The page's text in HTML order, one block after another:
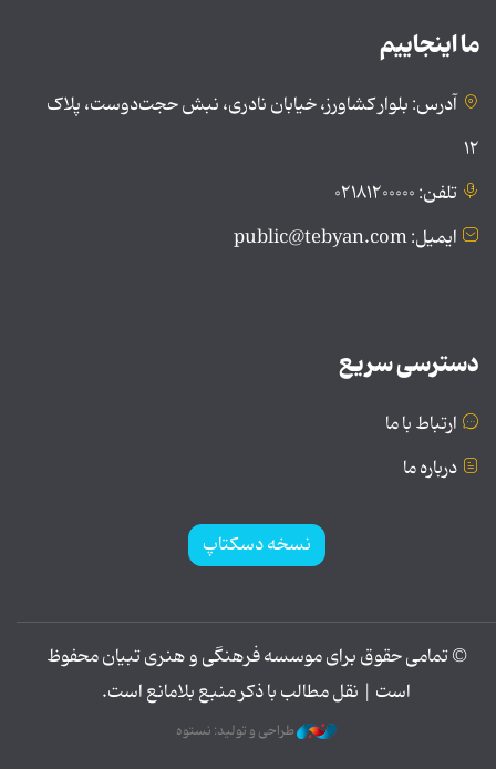
ما اینجاییم
آدرس: بلوار کشاورز، خیابان نادری، نبش حجت‌دوست، پلاک
۱۲
تلفن: ۰۲۱۸۱۲۰۰۰۰۰
ایمیل: public@tebyan.com
دسترسی سریع
ارتباط با ما
درباره ما
نسخه دسکتاپ
© تمامی حقوق برای موسسه فرهنگی و هنری تبیان محفوظ
است | نقل مطالب با ذکر منبع بلامانع است.
طراحی و تولید: نستوه